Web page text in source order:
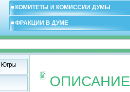
КОМИТЕТЫ И КОМИССИИ ДУМЫ
ФРАКЦИИ В ДУМЕ
Югры